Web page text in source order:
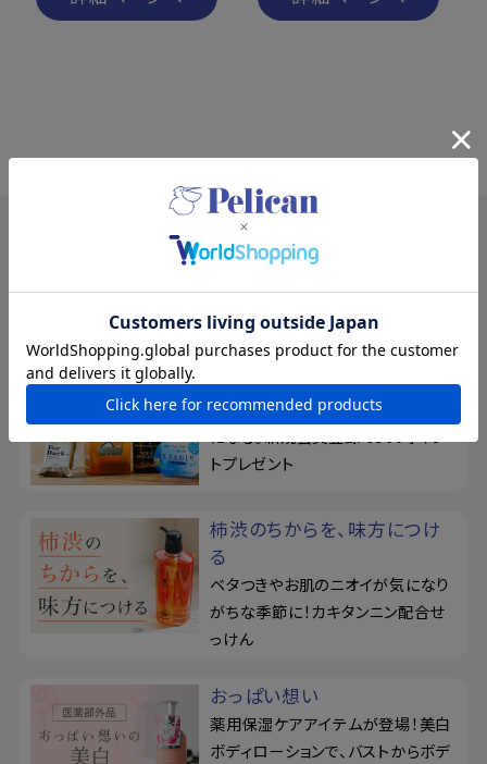
SPECIAL
特集
夏の新規入会キャンペーン
8/17まで！夏の素肌を、もっと好き
トプレゼント
柿渋のちからを、味方につけ
る
ベタつきやお肌のニオイが気になり
がちな季節に！カキタンニン配合せ
っけん
おっぱい想い
薬用保湿ケアアイテムが登場！美白
ボディローションで、バストからボデ